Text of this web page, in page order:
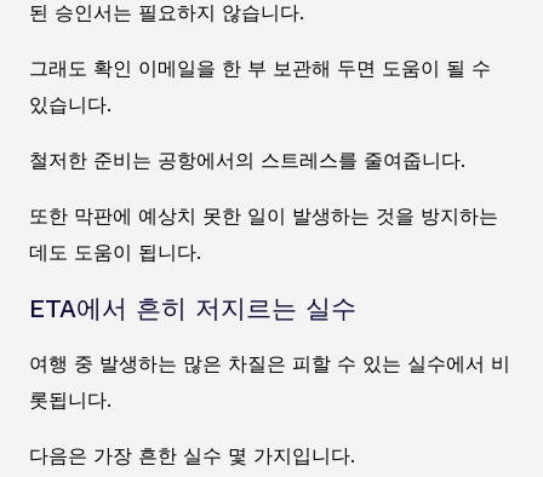
된 승인서는 필요하지 않습니다.
그래도 확인 이메일을 한 부 보관해 두면 도움이 될 수
있습니다.
철저한 준비는 공항에서의 스트레스를 줄여줍니다.
또한 막판에 예상치 못한 일이 발생하는 것을 방지하는
데도 도움이 됩니다.
ETA에서 흔히 저지르는 실수
여행 중 발생하는 많은 차질은 피할 수 있는 실수에서 비
롯됩니다.
다음은 가장 흔한 실수 몇 가지입니다.